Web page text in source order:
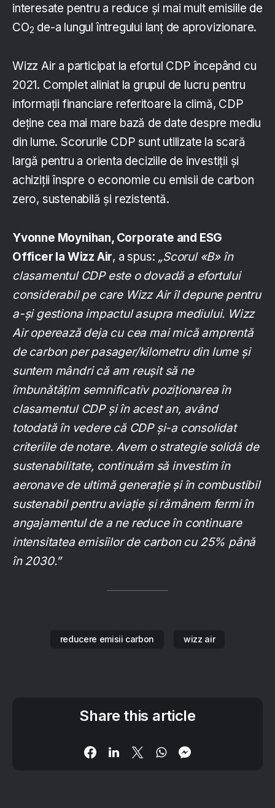
interesate pentru a reduce și mai mult emisiile de
CO2 de-a lungul întregului lanț de aprovizionare.
Wizz Air a participat la efortul CDP începând cu
2021. Complet aliniat la grupul de lucru pentru
informații financiare referitoare la climă, CDP
deține cea mai mare bază de date despre mediu
din lume. Scorurile CDP sunt utilizate la scară
largă pentru a orienta deciziile de investiții și
achiziții înspre o economie cu emisii de carbon
zero, sustenabilă și rezistentă.
Yvonne Moynihan, Corporate and ESG
Officer la Wizz Air, a spus: „Scorul «B» în
clasamentul CDP este o dovadă a efortului
considerabil pe care Wizz Air îl depune pentru
a-și gestiona impactul asupra mediului. Wizz
Air operează deja cu cea mai mică amprentă
de carbon per pasager/kilometru din lume și
suntem mândri că am reușit să ne
îmbunătățim semnificativ poziționarea în
clasamentul CDP și în acest an, având
totodată în vedere că CDP și-a consolidat
criteriile de notare. Avem o strategie solidă de
sustenabilitate, continuăm să investim în
aeronave de ultimă generație și în combustibil
sustenabil pentru aviație și rămânem fermi în
angajamentul de a ne reduce în continuare
intensitatea emisiilor de carbon cu 25% până
în 2030.”
reducere emisii carbon wizz air
Share this article